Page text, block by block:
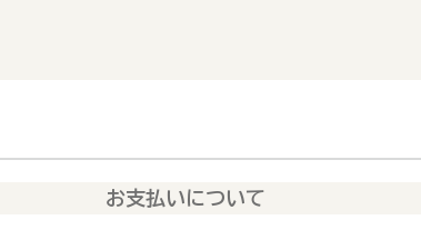
お支払いについて